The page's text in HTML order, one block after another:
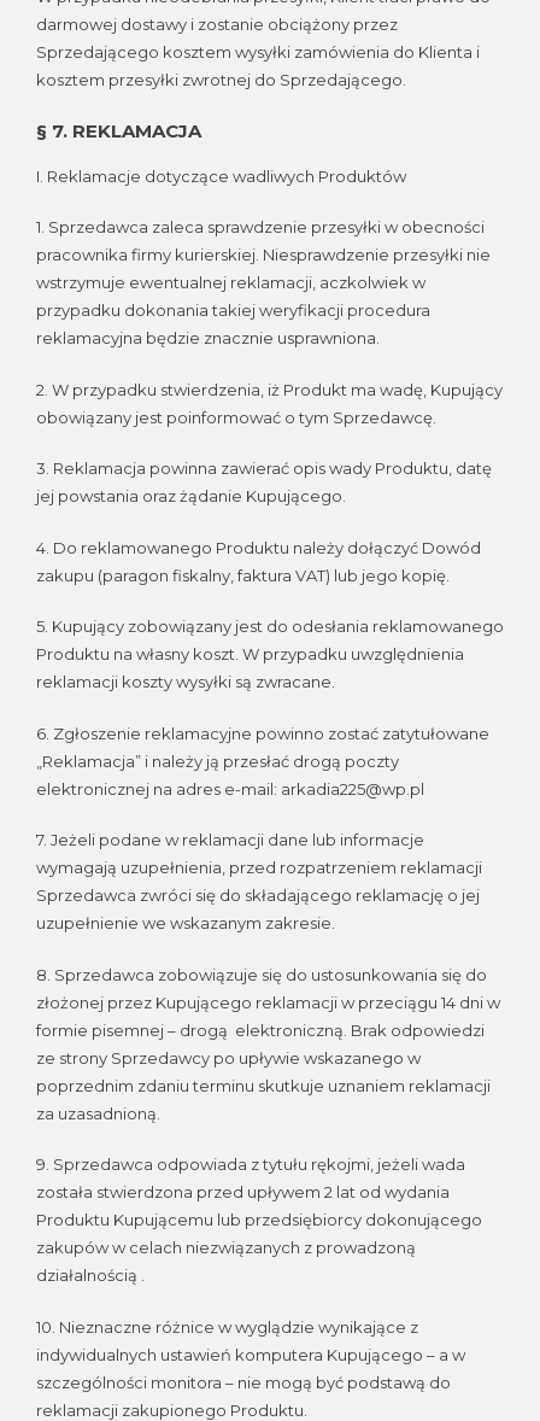
darmowej dostawy i zostanie obciążony przez
Sprzedającego kosztem wysyłki zamówienia do Klienta i
kosztem przesyłki zwrotnej do Sprzedającego.
§ 7. REKLAMACJA
I. Reklamacje dotyczące wadliwych Produktów
1. Sprzedawca zaleca sprawdzenie przesyłki w obecności
pracownika firmy kurierskiej. Niesprawdzenie przesyłki nie
wstrzymuje ewentualnej reklamacji, aczkolwiek w
przypadku dokonania takiej weryfikacji procedura
reklamacyjna będzie znacznie usprawniona.
2. W przypadku stwierdzenia, iż Produkt ma wadę, Kupujący
obowiązany jest poinformować o tym Sprzedawcę.
3. Reklamacja powinna zawierać opis wady Produktu, datę
jej powstania oraz żądanie Kupującego.
4. Do reklamowanego Produktu należy dołączyć Dowód
zakupu (paragon fiskalny, faktura VAT) lub jego kopię.
5. Kupujący zobowiązany jest do odesłania reklamowanego
Produktu na własny koszt. W przypadku uwzględnienia
reklamacji koszty wysyłki są zwracane.
6. Zgłoszenie reklamacyjne powinno zostać zatytułowane
„Reklamacja” i należy ją przesłać drogą poczty
elektronicznej na adres e-mail: arkadia225@wp.pl
7. Jeżeli podane w reklamacji dane lub informacje
wymagają uzupełnienia, przed rozpatrzeniem reklamacji
Sprzedawca zwróci się do składającego reklamację o jej
uzupełnienie we wskazanym zakresie.
8. Sprzedawca zobowiązuje się do ustosunkowania się do
złożonej przez Kupującego reklamacji w przeciągu 14 dni w
formie pisemnej – drogą elektroniczną. Brak odpowiedzi
ze strony Sprzedawcy po upływie wskazanego w
poprzednim zdaniu terminu skutkuje uznaniem reklamacji
za uzasadnioną.
9. Sprzedawca odpowiada z tytułu rękojmi, jeżeli wada
została stwierdzona przed upływem 2 lat od wydania
Produktu Kupującemu lub przedsiębiorcy dokonującego
zakupów w celach niezwiązanych z prowadzoną
działalnością .
10. Nieznaczne różnice w wyglądzie wynikające z
indywidualnych ustawień komputera Kupującego – a w
szczególności monitora – nie mogą być podstawą do
reklamacji zakupionego Produktu.